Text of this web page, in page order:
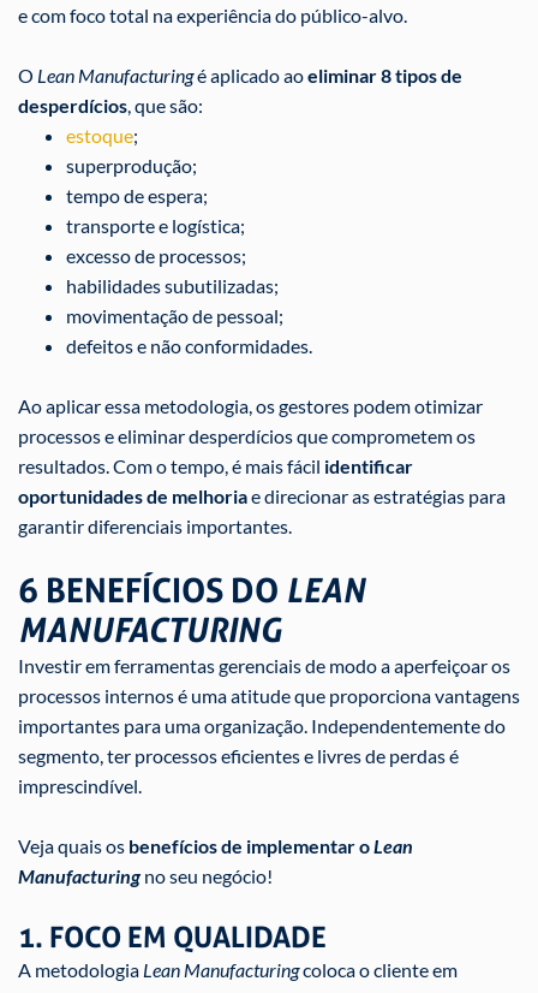
e com foco total na experiência do público-alvo.
O Lean Manufacturingé aplicado aoeliminar 8 tipos de
desperdícios, que são:
estoque;
superprodução;
tempo de espera;
transporte e logística;
excesso de processos;
habilidades subutilizadas;
movimentação de pessoal;
defeitos e não conformidades.
Ao aplicar essa metodologia, os gestores podem otimizar
processos e eliminar desperdícios que comprometem os
resultados. Com o tempo, é mais fácil identificar
oportunidades de melhoriae direcionar as estratégias para
garantir diferenciais importantes.
6 BENEFÍCIOS DO LEAN
MANUFACTURING
Investir em ferramentas gerenciais de modo a aperfeiçoar os
processos internos é uma atitude que proporciona vantagens
importantes para uma organização. Independentemente do
segmento, ter processos eficientes e livres de perdas é
imprescindível.
Veja quais os benefícios de implementar oLean
Manufacturing no seu negócio!
1. FOCO EM QUALIDADE
A metodologia Lean Manufacturingcoloca o cliente em